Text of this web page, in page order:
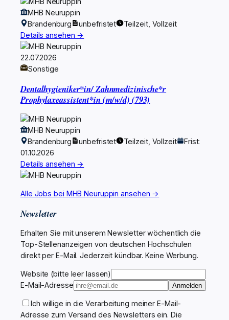
MHB Neuruppin
Brandenburg
unbefristet
Teilzeit, Vollzeit
Details ansehen →
22.07.2026
Sonstige
Dentalhygieniker*in/ Zahnmedizinische*r
Prophylaxeassistent*in (m/w/d) (793)
MHB Neuruppin
Brandenburg
unbefristet Teilzeit, Vollzeit
Frist:
01.10.2026
Details ansehen →
Alle Jobs bei MHB Neuruppin ansehen →
Newsletter
Erhalten Sie mit unserem Newsletter wöchentlich die
Top-Stellenanzeigen von deutschen Hochschulen
direkt per E-Mail. Jederzeit kündbar. Keine Werbung.
Website (bitte leer lassen)
E-Mail-Adresse
Anmelden
Ich willige in die Verarbeitung meiner E-Mail-
Adresse zum Versand des Newsletters ein. Die